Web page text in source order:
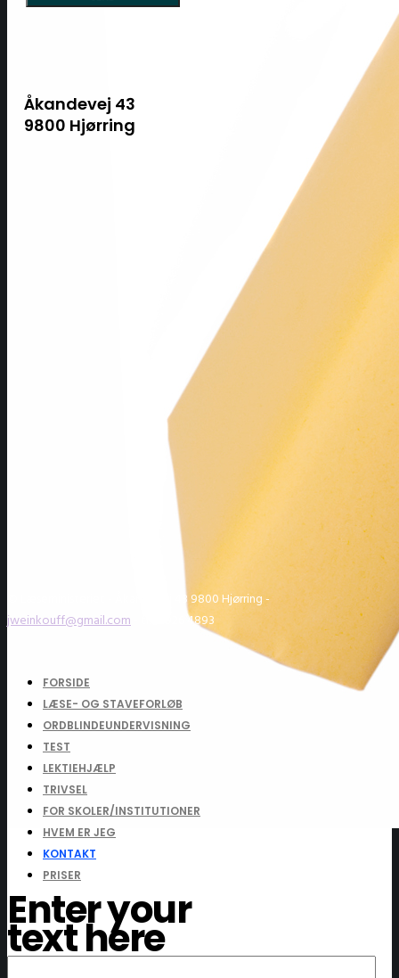
Åkandevej 43
9800 Hjørring
© Læseministeriet - Åkandevej 43 9800 Hjørring -
jweinkouff@gmail.com - tlf: 2926 4893
FORSIDE
LÆSE- OG STAVEFORLØB
ORDBLINDEUNDERVISNING
TEST
LEKTIEHJÆLP
TRIVSEL
FOR SKOLER/INSTITUTIONER
HVEM ER JEG
KONTAKT
PRISER
Enter your
text here